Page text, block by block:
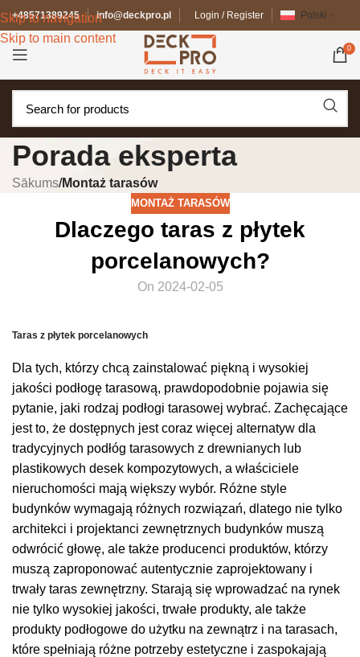
Skip to navigation
Skip to main content
+48571389245 info@deckpro.pl Login / Register Polski
0
Porada eksperta
Sākums/Montaż tarasów
MONTAŻ TARASÓW
Dlaczego taras z płytek
porcelanowych?
On 2024-02-05
Taras z płytek porcelanowych
Dla tych, którzy chcą zainstalować piękną i wysokiej
jakości podłogę tarasową, prawdopodobnie pojawia się
pytanie, jaki rodzaj podłogi tarasowej wybrać. Zachęcające
jest to, że dostępnych jest coraz więcej alternatyw dla
tradycyjnych podłóg tarasowych z drewnianych lub
plastikowych desek kompozytowych, a właściciele
nieruchomości mają większy wybór. Różne style
budynków wymagają różnych rozwiązań, dlatego nie tylko
architekci i projektanci zewnętrznych budynków muszą
odwrócić głowę, ale także producenci produktów, którzy
muszą zaproponować autentycznie zaprojektowany i
trwały taras zewnętrzny. Starają się wprowadzać na rynek
nie tylko wysokiej jakości, trwałe produkty, ale także
produkty podłogowe do użytku na zewnątrz i na tarasach,
które spełniają różne potrzeby estetyczne i zaspokajają